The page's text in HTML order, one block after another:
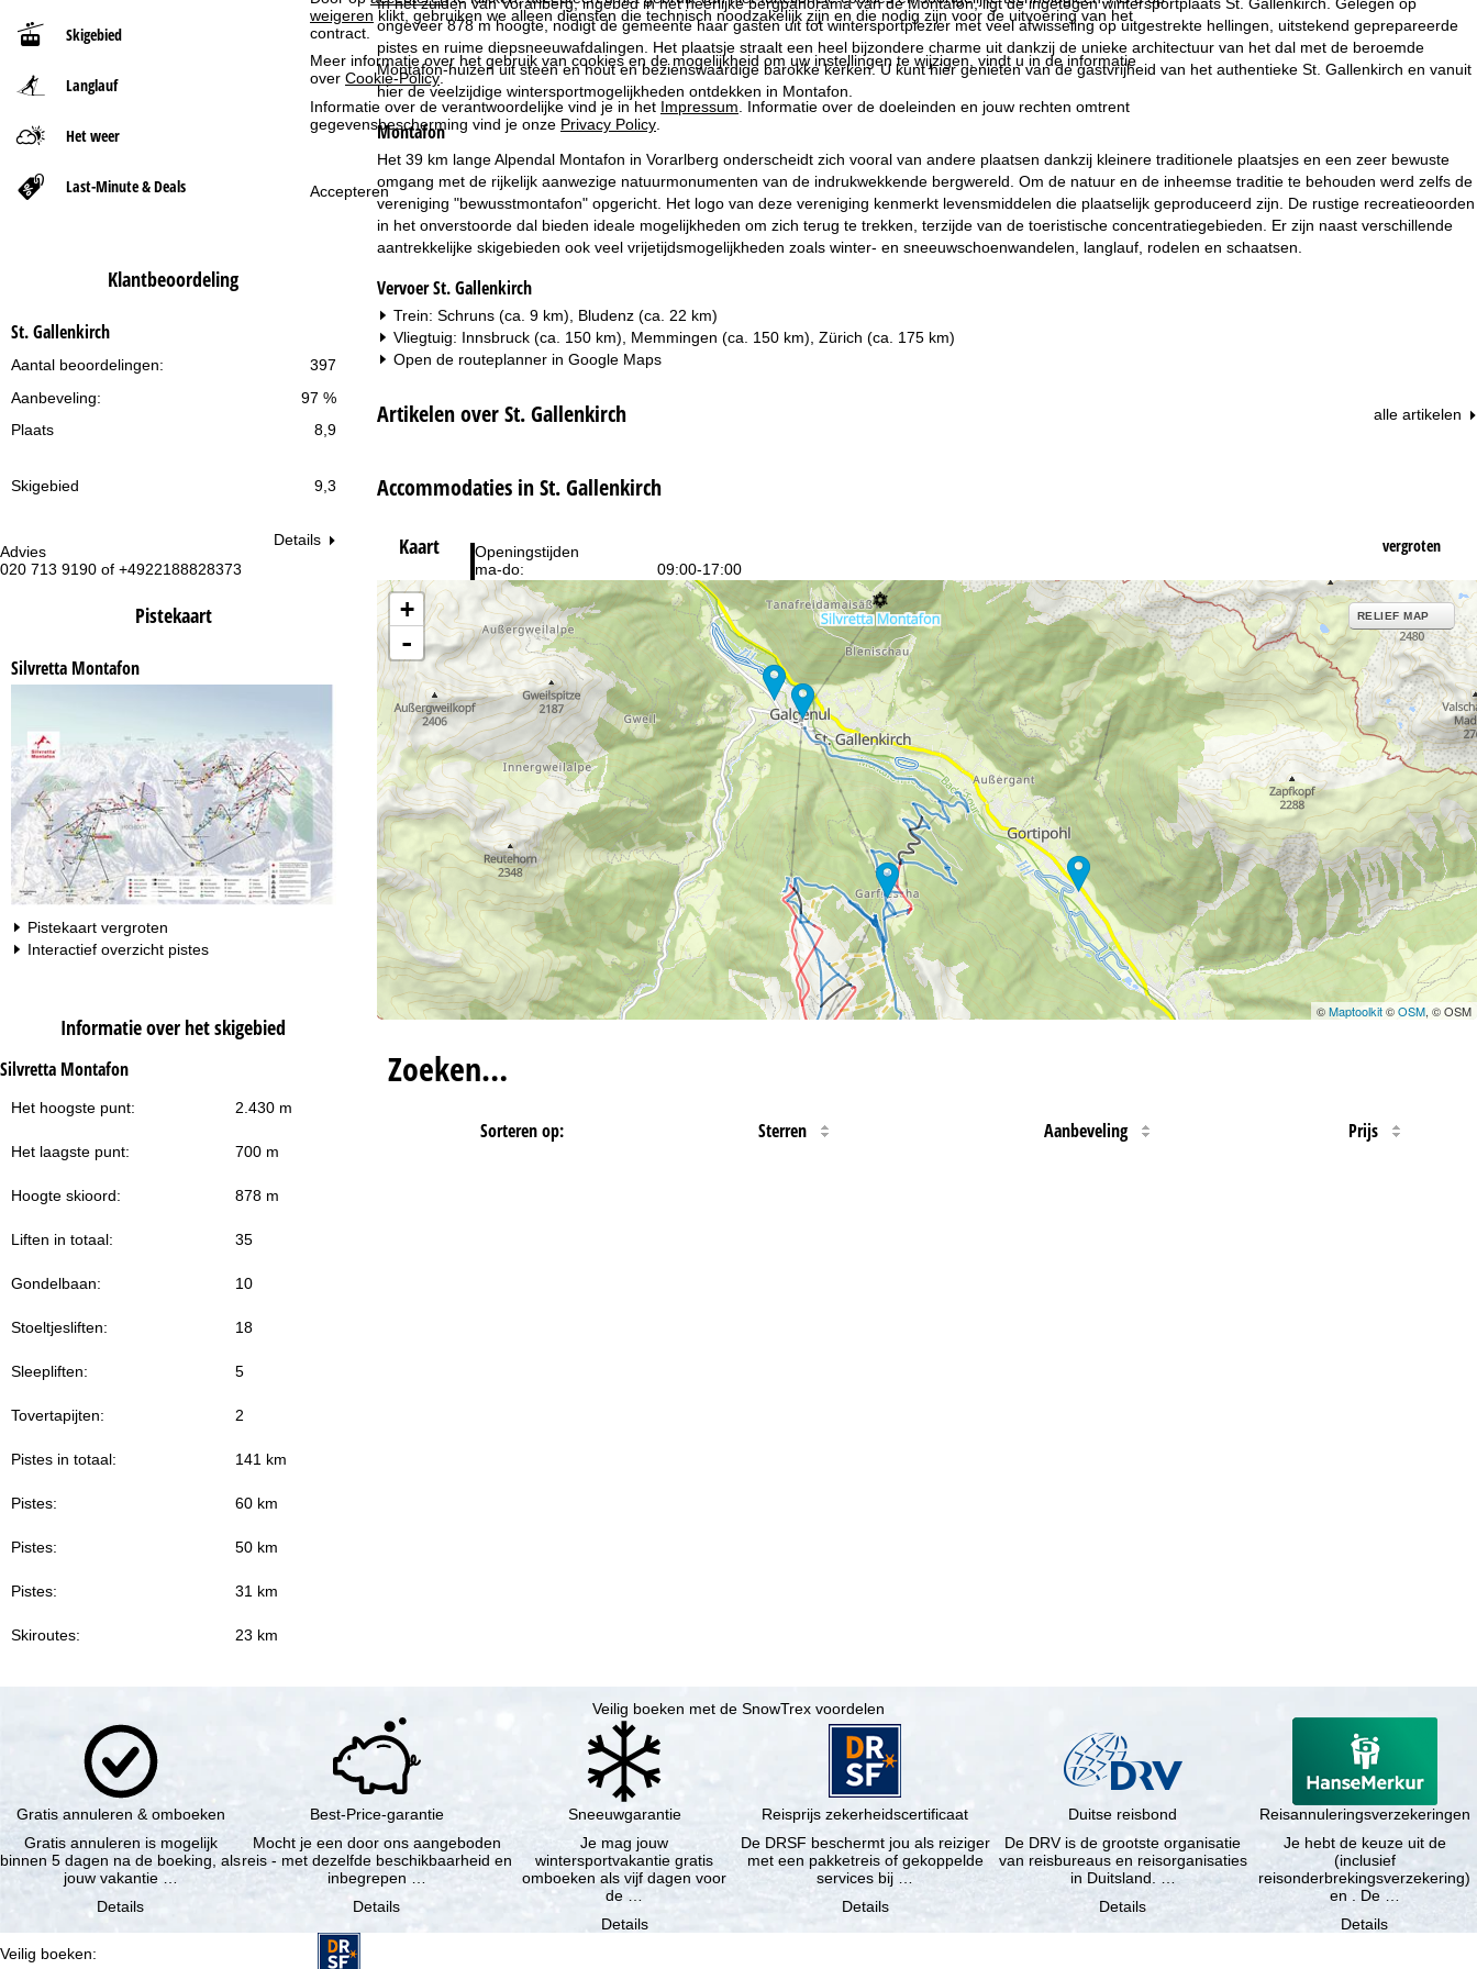
weigeren klikt, gebruiken we alleen diensten die technisch noodzakelijk zijn en die nodig zijn voor de uitvoering van het
contract.
Meer informatie over het gebruik van cookies en de mogelijkheid om uw instellingen te wijzigen, vindt u in de informatie
over Cookie-Policy.
Informatie over de verantwoordelijke vind je in het Impressum . Informatie over de doeleinden en jouw rechten omtrent
gegevensbescherming vind je onze Privacy Policy
Accepteren
Advies
020 713 9190 of +4922188828373
Openingstijden
ma-do:
09:00-17:00
vr:
09:00-14:00
za-zo:
gesloten
Naar contactpagina
Advies
Skigebied
Langlauf
Het weer
Last-Minute & Deals
Klantbeoordeling
St. Gallenkirch
397
Aantal beoordelingen:
97 %
Aanbeveling:
Plaats
8,9
Skigebied 9,3
Details
Pistekaart
Silvretta Montafon
Pistekaart vergroten
Interactief overzicht pistes
Informatie over het skigebied
Silvretta Montafon
Het hoogste punt: 2.430 m
Het laagste punt: 700 m
Hoogte skioord: 878 m
Liften in totaal: 35
Gondelbaan: 10
Stoeltjesliften: 18
Sleepliften: 5
Tovertapijten: 2
Pistes in totaal: 141 km
Pistes: 60 km
Pistes: 50 km
Pistes: 31 km
Skiroutes: 23 km
p
a
i
a
ongeveer 878 m hoogte, nodigt de gemeente haar gasten uit tot wintersportplezier met veel afwisseling op uitgestrekte hellingen, uitstekend geprepareerde
pistes en ruime diepsneeuwafdalingen. Het plaatsje straalt een heel bijzondere charme uit dankzij de unieke architectuur van het dal met de beroemde
Montafon-huizen uit steen en hout en bezienswaardige barokke kerken. U kunt hier genieten van de gastvrijheid van het authentieke St. Gallenkirch en vanuit
hier de veelzijdige wintersportmogelijkheden ontdekken in Montafon.
Montafon
Het 39 km lange Alpendal Montafon in Vorarlberg onderscheidt zich vooral van andere plaatsen dankzij kleinere traditionele plaatsjes en een zeer bewuste
omgang met de rijkelijk aanwezige natuurmonumenten van de indrukwekkende bergwereld. Om de natuur en de inheemse traditie te behouden werd zelfs de
vereniging "bewusstmontafon" opgericht. Het logo van deze vereniging kenmerkt levensmiddelen die plaatselijk geproduceerd zijn. De rustige recreatieoorden
in het onverstoorde dal bieden ideale mogelijkheden om zich terug te trekken, terzijde van de toeristische concentratiegebieden. Er zijn naast verschillende
aantrekkelijke skigebieden ook veel vrijetijdsmogelijkheden zoals winter- en sneeuwschoenwandelen, langlauf, rodelen en schaatsen.
Vervoer St. Gallenkirch
Trein: Schruns (ca. 9 km), Bludenz (ca. 22 km)
Vliegtuig: Innsbruck (ca. 150 km), Memmingen (ca. 150 km), Zürich (ca. 175 km)
Open de routeplanner in Google Maps
Artikelen over St. Gallenkirch alle artikelen
Accommodaties in St. Gallenkirch
Kaart vergroten
+
-
RELIEF MAP
©Maptoolkit©OSM, © OSM
Zoeken…
Sorteren op: Sterren Aanbeveling Prijs
Veilig boeken met de SnowTrex voordelen
Gratis annuleren & omboeken
Gratis annuleren is mogelijk
binnen 5 dagen na de boeking, als
jouw vakantie …
Details
Best-Price-garantie
Mocht je een door ons aangeboden
reis - met dezelfde beschikbaarheid en
inbegrepen …
Details
Sneeuwgarantie
Je mag jouw
wintersportvakantie gratis
omboeken als vijf dagen voor
de …
Details
Reisprijs zekerheidscertificaat
De DRSF beschermt jou als reiziger
met een pakketreis of gekoppelde
services bij …
Details
Duitse reisbond
De DRV is de grootste organisatie
van reisbureaus en reisorganisaties
in Duitsland. …
Details
Reisannuleringsverzekeringen
Je hebt de keuze uit de
(inclusief
reisonderbrekingsverzekering)
en . De …
Details
Veilig boeken: